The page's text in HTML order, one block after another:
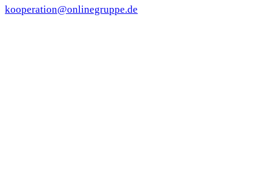
kooperation@onlinegruppe.de